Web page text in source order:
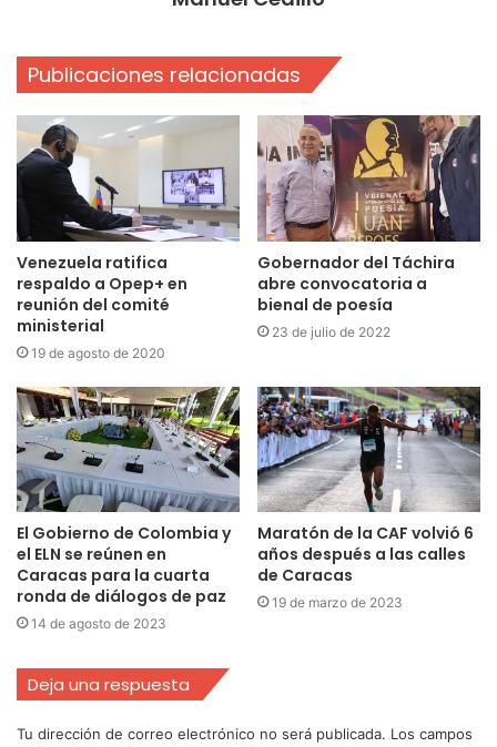
Publicaciones relacionadas
Venezuela ratifica
respaldo a Opep+ en
reunión del comité
ministerial
19 de agosto de 2020
Gobernador del Táchira
abre convocatoria a
bienal de poesía
23 de julio de 2022
El Gobierno de Colombia y
el ELN se reúnen en
Caracas para la cuarta
ronda de diálogos de paz
14 de agosto de 2023
Maratón de la CAF volvió 6
años después a las calles
de Caracas
19 de marzo de 2023
Deja una respuesta
Tu dirección de correo electrónico no será publicada. Los campos